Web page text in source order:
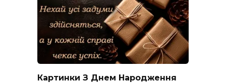
Картинки З Днем Народження